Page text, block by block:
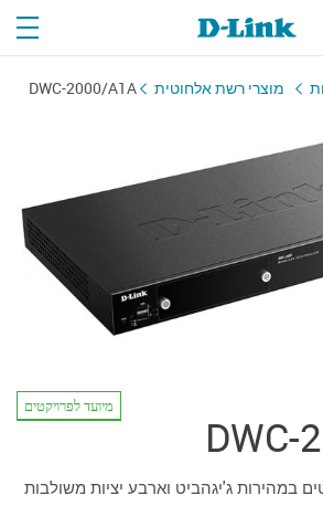
מוצרי רשת אלחוטית DWC-2000/A1A
מיועד לפרויקטים
עם 4 פורטים במהירות ג'יגהביט וארבע יציות משולבות